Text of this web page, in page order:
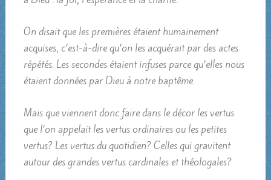
On disait que les premières étaient humainement
acquises, c’est-à-dire qu’on les acquérait par des actes
répétés. Les secondes étaient infuses parce qu’elles nous
étaient données par Dieu à notre baptême.
Mais que viennent donc faire dans le décor les vertus
que l’on appelait les vertus ordinaires ou les petites
vertus? Les vertus du quotidien? Celles qui gravitent
autour des grandes vertus cardinales et théologales?